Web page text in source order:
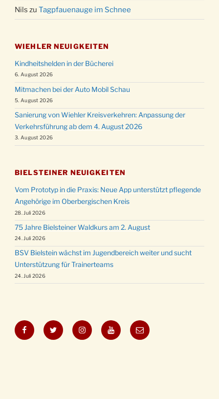
Nils zu Tagpfauenauge im Schnee
WIEHLER NEUIGKEITEN
Kindheitshelden in der Bücherei
6. August 2026
Mitmachen bei der Auto Mobil Schau
5. August 2026
Sanierung von Wiehler Kreisverkehren: Anpassung der
Verkehrsführung ab dem 4. August 2026
3. August 2026
BIELSTEINER NEUIGKEITEN
Vom Prototyp in die Praxis: Neue App unterstützt pflegende
Angehörige im Oberbergischen Kreis
28. Juli 2026
75 Jahre Bielsteiner Waldkurs am 2. August
24. Juli 2026
BSV Bielstein wächst im Jugendbereich weiter und sucht
Unterstützung für Trainerteams
24. Juli 2026
FacebookTwitter InstagramYouTubeE-
Mail